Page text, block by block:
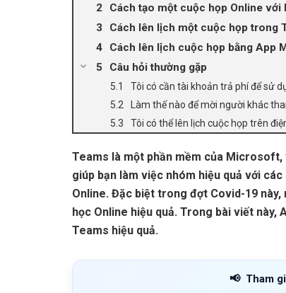
Cách tạo một cuộc họp Online
Cách lên lịch một cuộc họp trong
Cách lên lịch cuộc họp bằng App
Câu hỏi thường gặp
Tôi có cần tài khoản trả phí để sử
Làm thế nào để mời người khác
Tôi có thể lên lịch cuộc họp trên
Teams là một phần mềm của
giúp bạn làm việc nhóm hiệu quả với
Online. Đặc biệt trong đợt Covid-19
học Online hiệu quả. Trong bài viết
Teams hiệu quả.
📢 Tham